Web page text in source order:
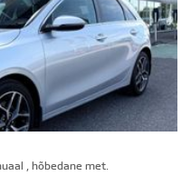
, hõbedane met.